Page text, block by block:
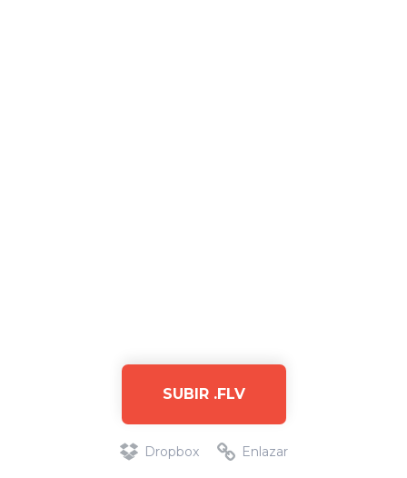
SUBIR .FLV
Dropbox Enlazar